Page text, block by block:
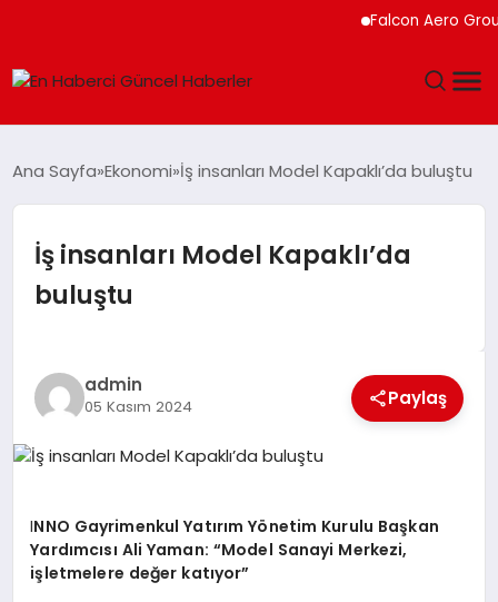
Falcon Aero Group,
SPOR
SAĞLIK
MAGAZIN
EĞITIM
Ana Sayfa Ekonomi İş insanları Model Kapaklı’da buluştu
İş insanları Model Kapaklı’da
buluştu
admin
05 Kasım 2024 Paylaş
INNO Gayrimenkul Yatırım Yönetim Kurulu Başkan
Yardımcısı Ali Yaman: “Model Sanayi Merkezi,
işletmelere değer katıyor”